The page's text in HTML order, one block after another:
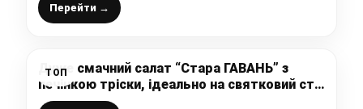
Перейти →
ТОП
Дуже смачний салат “Стара ГАВАНЬ” з
печінкою тріски, ідеально на святковий стіл
і не тільки